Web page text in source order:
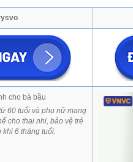
60 tuổi và phụ nữ mang
cho thai nhi, bảo vệ trẻ
6 tháng tuổi.